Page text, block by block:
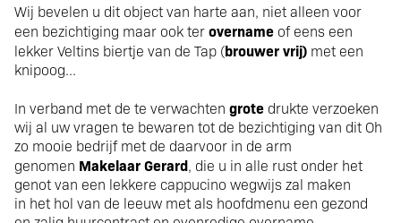
Wij bevelen u dit object van harte aan, niet alleen voor
een bezichtiging maar ook terovername of eens een
lekker Veltins biertje van de Tap (brouwer vrij) met een
knipoog...
In verband met de te verwachten grote drukte verzoeken
wij al uw vragen te bewaren tot de bezichtiging van dit Oh
zo mooie bedrijf met de daarvoor in de arm
genomen Makelaar Gerard, die u in alle rust onder het
genot van een lekkere cappucino wegwijs zal maken
in het hol van de leeuw met als hoofdmenu een gezond